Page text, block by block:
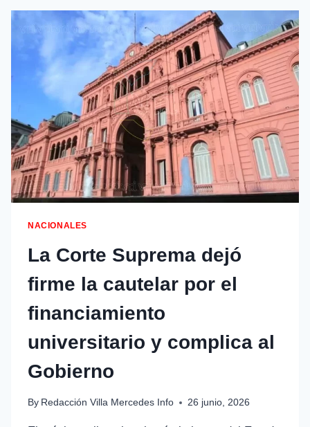
NACIONALES
La Corte Suprema dejó
firme la cautelar por el
financiamiento
universitario y complica al
Gobierno
By Redacción Villa Mercedes Info 26 junio, 2026